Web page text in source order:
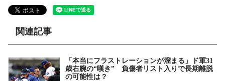
関連記事
「本当にフラストレーションが溜まる」ド軍31
歳右腕の“嘆き” 負傷者リスト入りで長期離脱
の可能性は？